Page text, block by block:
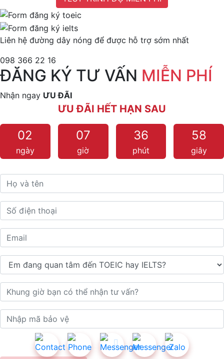
Liên hệ đường dây nóng để được hỗ trợ sớm nhất
098 366 22 16
ĐĂNG KÝ TƯ VẤN MIỄN PHÍ
Nhận ngay ƯU ĐÃI
ƯU ĐÃI HẾT HẠN SAU
02
ngày
07
giờ
36
phút
56
giây